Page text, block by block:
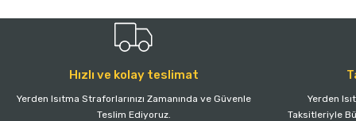
Hızlı ve kolay teslimat
Yerden Isıtma Straforlarınızı Zamanında ve Güvenle
Teslim Ediyoruz.
Yerden
Taksitleriyle